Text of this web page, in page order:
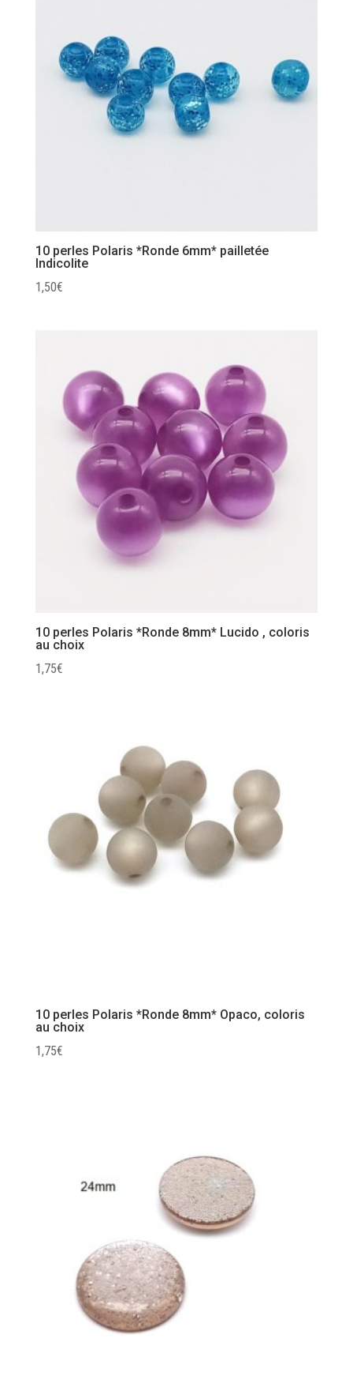
10 perles Polaris *Ronde 6mm* pailletée
Indicolite
1,50€
10 perles Polaris *Ronde 8mm* Lucido , coloris
au choix
1,75€
10 perles Polaris *Ronde 8mm* Opaco, coloris
au choix
1,75€